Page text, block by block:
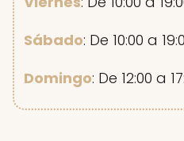
Sábado: De 10:00 a
Domingo: De 12:00 a